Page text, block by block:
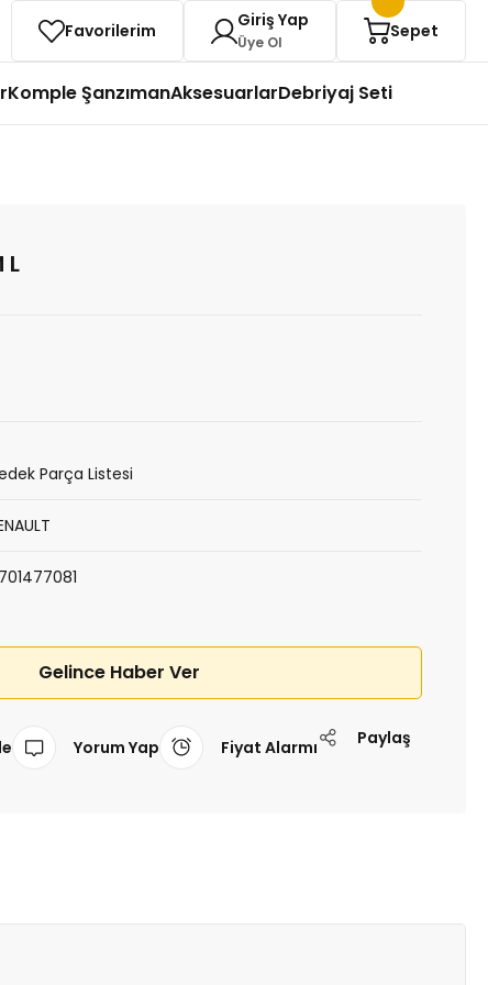
Favorilerim Giriş Yap
Üye Ol
Sepet
Komple ŞanzımanAksesuarlarDebriyaj Seti
L
Parça Listesi
Gelince Haber Ver
Yorum Yap Fiyat Alarmı Paylaş